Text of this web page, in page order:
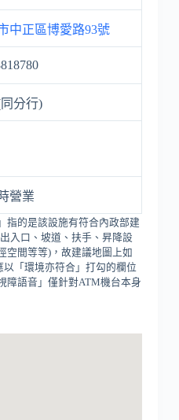
中正區博愛路93號
分行)
營業
指的是該設施有符合內政部建
入口、坡道、扶手、昇降設
空間等等)，故建議地圖上如
「環境亦符合」打勾的欄位
障語音」僅針對ATM機台本身